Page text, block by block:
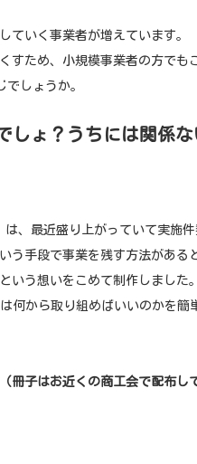
ていく事業者が増えています。
すため、小規模事業者の方でも
でしょうか。
しょ？うちには関係な
、最近盛り上がっていて実施件
う手段で事業を残す方法がある
いう想いをこめて制作しました。
何から取り組めばいいのかを簡
冊子はお近くの商工会で配布し